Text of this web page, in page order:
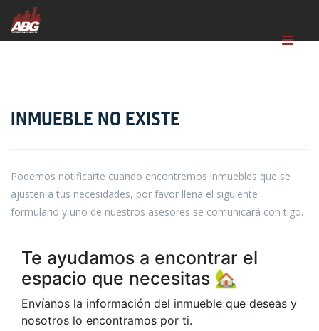
INMUEBLE NO EXISTE
Podemos notificarte cuando encontremos inmuebles que se
ajusten a tus necesidades, por favor llena el siguiente
formulario y uno de nuestros asesores se comunicará con tigo.